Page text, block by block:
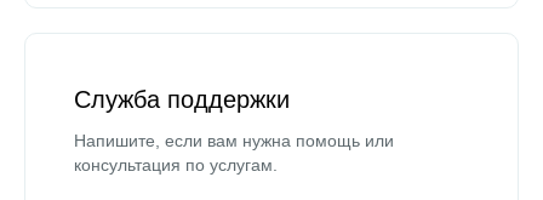
Служба поддержки
Напишите, если вам нужна помощь или
консультация по услугам.